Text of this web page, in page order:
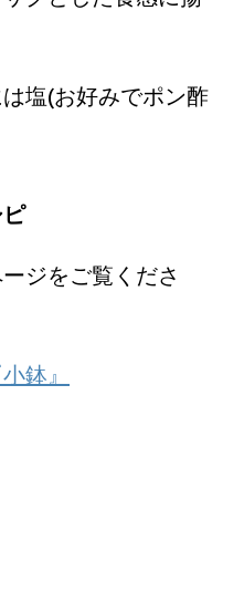
塩(お好みでポン酢
ジをご覧くださ
鉢』